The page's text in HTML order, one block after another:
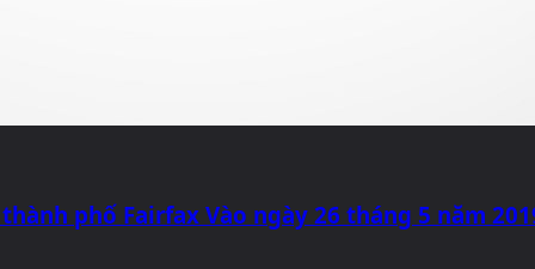
phố Fairfax Vào ngày 26 tháng 5 năm